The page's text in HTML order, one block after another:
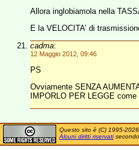
Allora inglobiamola nella
E la VELOCITA’ di
cadma:
12 Maggio 2012, 09:46
PS
Ovviamente SENZA
IMPORLO PER LEGGE
Questo sito è (C) 1995-
Alcuni diritti riservatisecondo